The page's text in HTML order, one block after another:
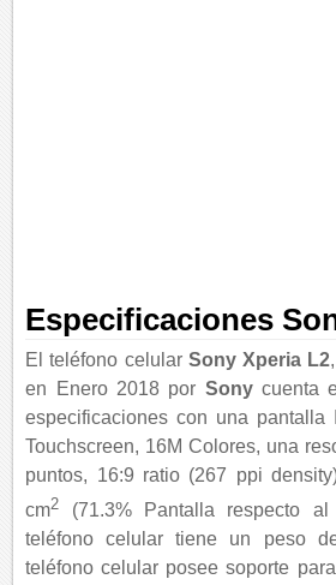
Especificaciones
El teléfono celular Sony Xperia L2
en Enero 2018 por Sonycuenta
especificaciones con una pantalla
Touchscreen, 16M Colores, una
puntos, 16:9 ratio (267 ppi
cm2 (71.3% Pantalla respecto
teléfono celular tiene un peso
teléfono celular posee soporte